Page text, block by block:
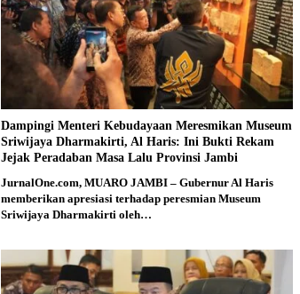
Dampingi Menteri Kebudayaan Meresmikan Museum
Sriwijaya Dharmakirti, Al Haris: Ini Bukti Rekam
Jejak Peradaban Masa Lalu Provinsi Jambi
JurnalOne.com, MUARO JAMBI – Gubernur Al Haris
memberikan apresiasi terhadap peresmian Museum
Sriwijaya Dharmakirti oleh…